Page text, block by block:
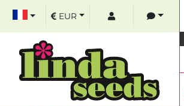
EUR